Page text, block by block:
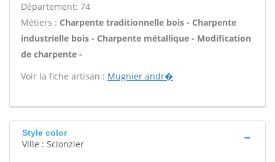
Département: 74
Métiers : Charpente traditionnelle bois - Charpente
industrielle bois - Charpente métallique - Modification
de charpente -
Voir la fiche artisan : Mugnier andr�
Style color
Ville : Scionzier